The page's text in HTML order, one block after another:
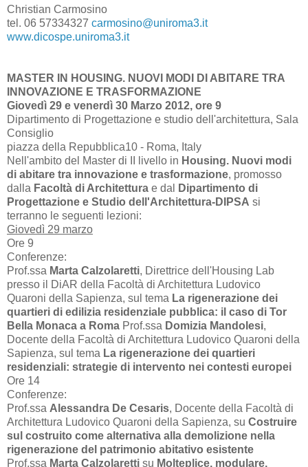
Christian Carmosino
tel. 06 57334327 carmosino@uniroma3.it
www.dicospe.uniroma3.it
MASTER IN HOUSING. NUOVI MODI DI ABITARE TRA
INNOVAZIONE E TRASFORMAZIONE
Giovedì 29 e venerdì 30 Marzo 2012, ore 9
Dipartimento di Progettazione e studio dell'architettura, Sala
Consiglio
piazza della Repubblica10 - Roma, Italy
Nell'ambito del Master di II livello in Housing. Nuovi modi
di abitare tra innovazione e trasformazione, promosso
dalla Facoltà di Architettura e dal
Dipartimento di
Progettazione e Studio dell'Architettura-DIPSA si
terranno le seguenti lezioni:
Giovedì 29 marzo
Ore 9
Conferenze:
Prof.ssa Marta Calzolaretti, Direttrice dell'Housing Lab
presso il DiAR della Facoltà di Architettura Ludovico
Quaroni della Sapienza, sul tema La rigenerazione dei
quartieri di edilizia residenziale pubblica: il caso di Tor
Bella Monaca a Roma Prof.ssa Domizia Mandolesi,
Docente della Facoltà di Architettura Ludovico Quaroni della
Sapienza, sul tema La rigenerazione dei quartieri
residenziali: strategie di intervento nei contesti europei
Ore 14
Conferenze:
Prof.ssa Alessandra De Cesaris, Docente della Facoltà di
Architettura Ludovico Quaroni della Sapienza, su Costruire
sul costruito come alternativa alla demolizione nella
rigenerazione del patrimonio abitativo esistente
Prof.ssa Marta Calzolaretti su Molteplice, modulare,